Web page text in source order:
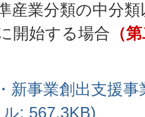
産業分類の中分
開始する場合 （
新事業創出支援
: 567.3KB)